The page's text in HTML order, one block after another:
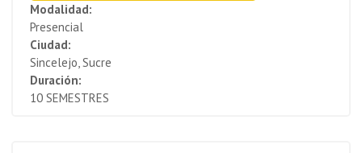
Modalidad:
Presencial
Ciudad:
Sincelejo, Sucre
Duración:
10 SEMESTRES